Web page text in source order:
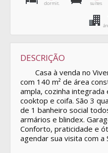
dormit. suítes
DESCRIÇÃO
Casa à venda no
com 140 m² de área
ampla, cozinha
cooktop e coifa. São 3
de 1 banheiro social
armários e blindex.
Conforto, praticidade e
agendar sua visita com a